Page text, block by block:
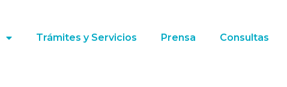
Trámites y Servicios Prensa Consultas